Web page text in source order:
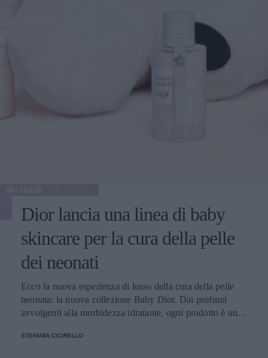
Dior lancia una linea di baby
skincare per la cura della pelle
dei neonati
Ecco la nuova esperienza di lusso della cura della pelle
neonata: la nuova collezione Baby Dior. Dai profumi
avvolgenti alla morbidezza idratante, ogni prodotto è una
STEFANIA CICIRELLO